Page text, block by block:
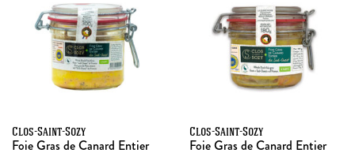
Clos-Saint-Sozy
Foie Gras de Canard Entier
Clos-Saint-Sozy
Foie Gras de Canard Entier